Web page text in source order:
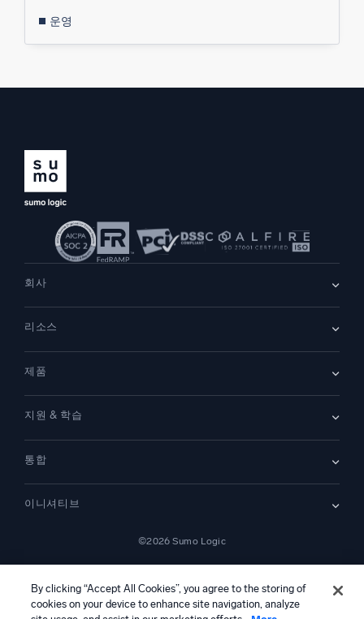
운영
회사
채용 채용 중
리더십
뉴스룸
문의하기
리소스
고객 사례
데모
제품
SIEM
보안을 위한 로그
모니터링 및 문제 해결
비교하기
지원 & 학습
커뮤니티
지원
플랫폼 상태
통합
Amazon S3 Audit
PCI 규정 준수
전체 보기
이니셔티브
디지털 고객 경험
도구 통합
©2026 Sumo Logic
—
캘리포니아 개인정보 보호 고지AI 지침한국어
By clicking “Accept All Cookies”, you agree to the storing of
cookies on your device to enhance site navigation, analyze